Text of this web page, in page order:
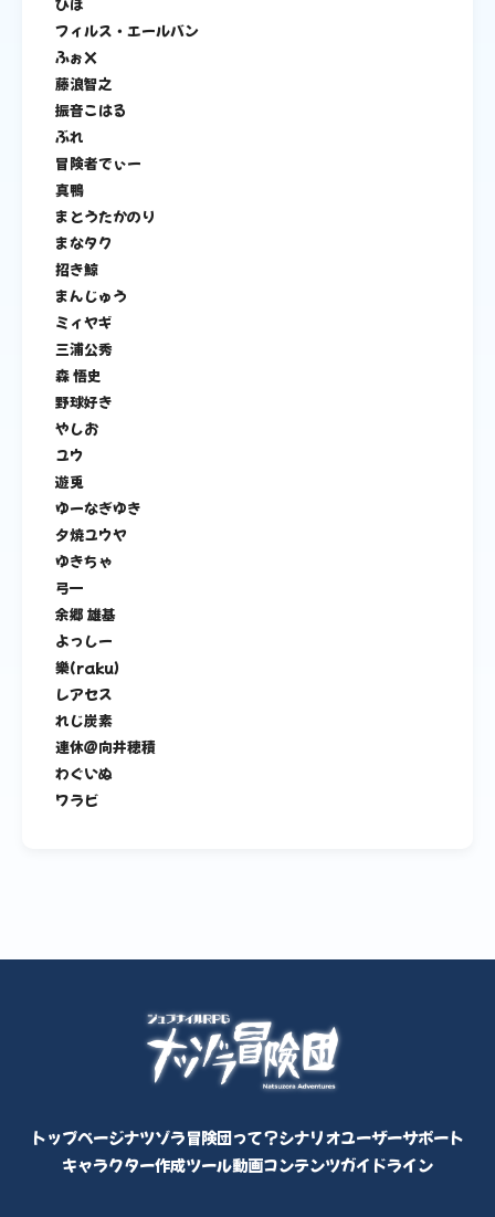
フィルス・エールバン
ふぉX
藤浪智之
振音こはる
ぶれ
冒険者でぃー
真鴨
まとうたかのり
まなタク
招き鯨
まんじゅう
ミィヤギ
三浦公秀
森 悟史
野球好き
やしお
ユウ
遊兎
ゆーなぎゆき
夕焼ユウヤ
ゆきちゃ
弓一
余郷 雄基
よっしー
樂(raku)
レアセス
れじ炭素
連休＠向井穂積
わぐいぬ
ワラビ
トップページナツゾラ冒険団って？シナリオユーザーサポート
キャラクター作成ツール動画コンテンツガイドライン